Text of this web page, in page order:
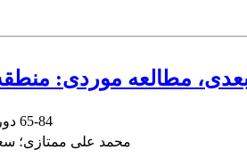
65-84
محمد علی ممتازی؛